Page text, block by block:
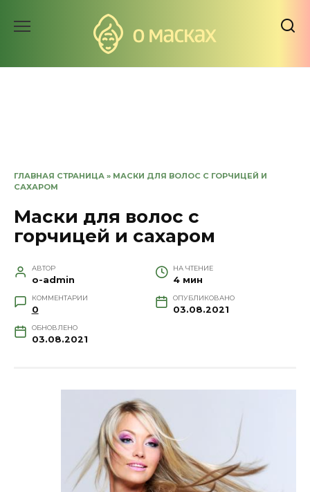
ГЛАВНАЯ СТРАНИЦА » МАСКИ ДЛЯ ВОЛОС С ГОРЧИЦЕЙ И
САХАРОМ
Маски для волос с
горчицей и сахаром
АВТОР
o-admin
НА ЧТЕНИЕ
4 мин
КОММЕНТАРИИ
0
ОПУБЛИКОВАНО
03.08.2021
ОБНОВЛЕНО
03.08.2021